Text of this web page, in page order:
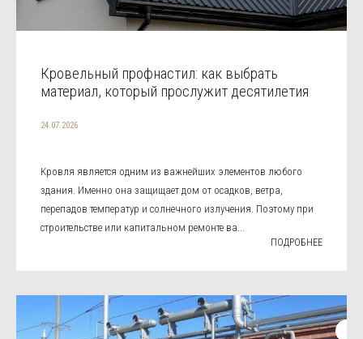
Кровельный профнастил: как выбрать
материал, который прослужит десятилетия
24.07.2026
Кровля является одним из важнейших элементов любого
здания. Именно она защищает дом от осадков, ветра,
перепадов температур и солнечного излучения. Поэтому при
строительстве или капитальном ремонте ва...
ПОДРОБНЕЕ